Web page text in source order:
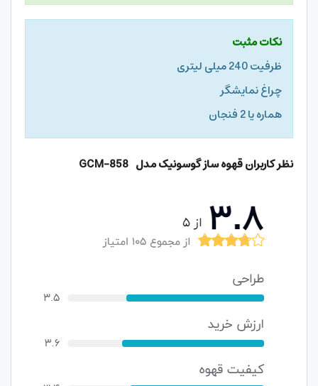
نکات مثبت
ظرفیت 240 میلی لیتری
چراغ نمایشگر
هماره یا 2 فنجان
نظر کاربران قهوه ساز گوسونیک مدل GCM-858